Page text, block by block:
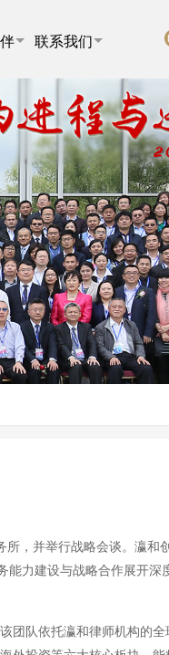
联系我们
，并举行战略会谈。瀛和
能力建设与战略合作展开深
团队依托瀛和律师机构的